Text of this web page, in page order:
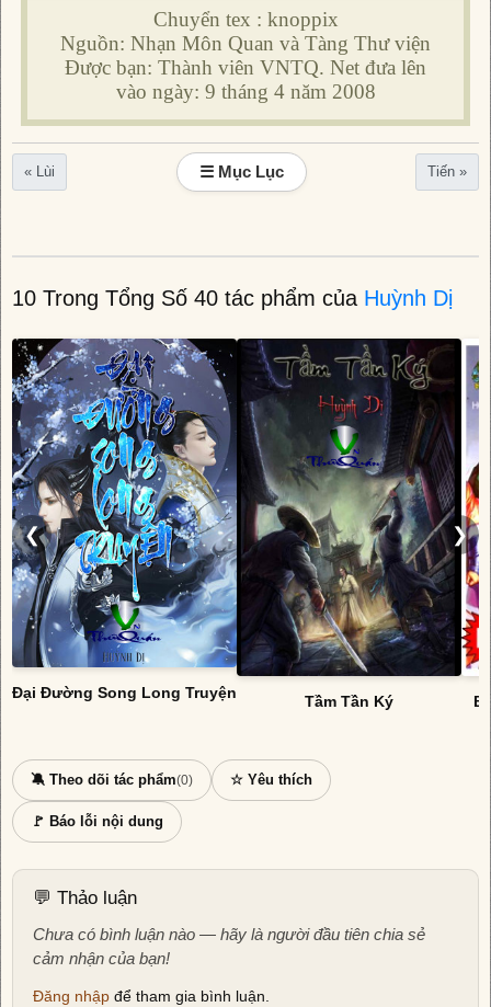
Chuyển tex : knoppix
Nguồn: Nhạn Môn Quan và Tàng Thư viện
Được bạn: Thành viên VNTQ. Net đưa lên
vào ngày: 9 tháng 4 năm 2008
« Lùi ☰ Mục Lục Tiến »
10 Trong Tổng Số 40 tác phẩm của Huỳnh Dị
❮
Đại Đường Song Long Truyện Tầm Tần Ký
❯
🔕 Theo dõi tác phẩm(0) ☆ Yêu thích
🚩 Báo lỗi nội dung
💬 Thảo luận
Chưa có bình luận nào — hãy là người đầu tiên chia sẻ
cảm nhận của bạn!
Đăng nhập để tham gia bình luận.